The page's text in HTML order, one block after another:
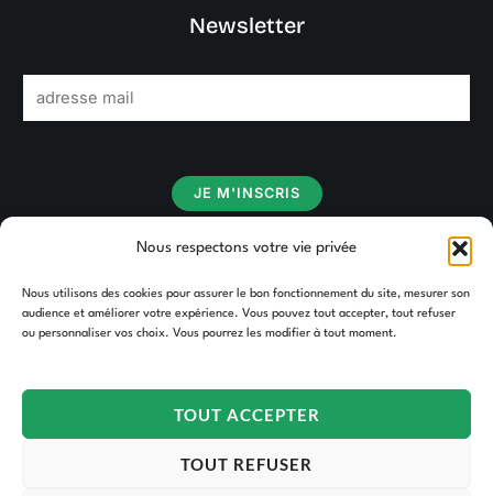
Nous respectons votre vie privée
Nous utilisons des cookies pour assurer le bon fonctionnement du site, mesurer son
audience et améliorer votre expérience. Vous pouvez tout accepter, tout refuser
ou personnaliser vos choix. Vous pourrez les modifier à tout moment.
TOUT ACCEPTER
TOUT REFUSER
Newsletter
m
JE M'INSCRIS